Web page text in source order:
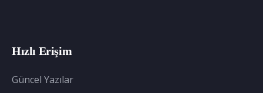
Hızlı Erişim
Güncel Yazılar